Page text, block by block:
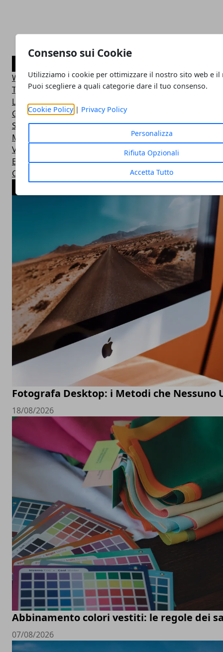
Consenso sui Cookie
Utilizziamo i cookie per ottimizzare il nostro sito web e il
Puoi scegliere a quali categorie dare il tuo consenso.
Cookie Policy| Privacy Policy
Personalizza
Rifiuta Opzionali
Accetta Tutto
Web marketing
Tecnologia
Lavoro
Guide
Salute
Moda
Viaggi
Economia
Casa
Fotografa Desktop: i Metodi che Nessuno
18/08/2026
Abbinamento colori vestiti: le regole dei
07/08/2026